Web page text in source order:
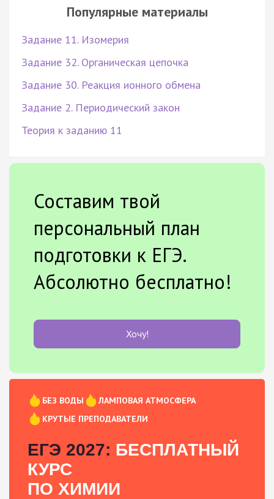
Популярные материалы
Задание 11. Изомерия
Задание 32. Органическая цепочка
Задание 30. Реакция ионного обмена
Задание 2. Периодический закон
Теория к заданию 11
Составим твой
персональный план
подготовки к ЕГЭ.
Абсолютно бесплатно!
Хочу!
БЕЗ ВОДЫ
ЛАМПОВАЯ АТМОСФЕРА
КРУТЫЕ ПРЕПОДАВАТЕЛИ
ЕГЭ 2027: БЕСПЛАТНЫЙ
КУРС
ПО ХИМИИ